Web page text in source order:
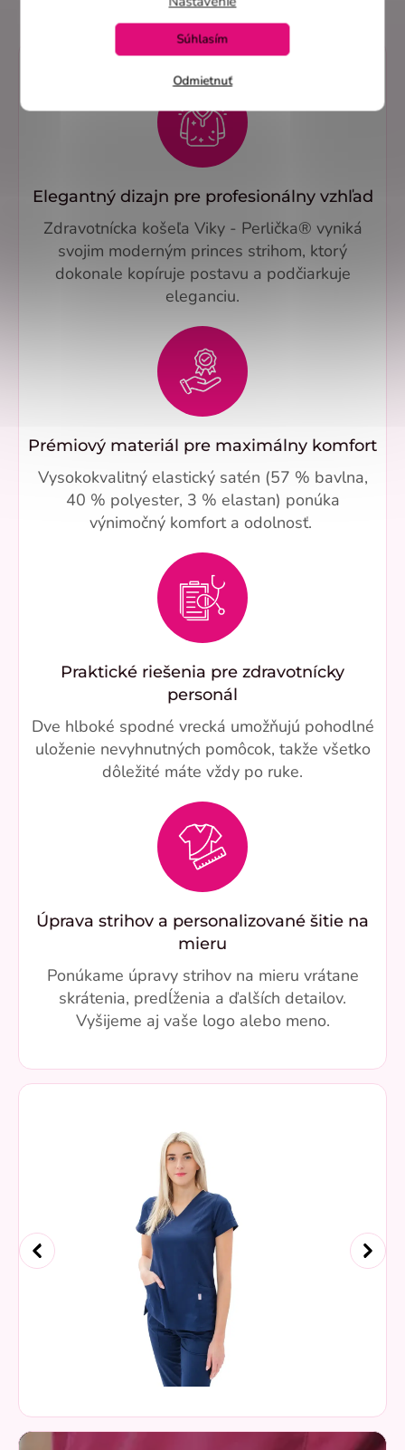
Odmietnuť
Súhlasím
Elegantný dizajn pre profesionálny vzhľad
Zdravotnícka košeľa Viky - Perlička® vyniká
svojim moderným princes strihom, ktorý
dokonale kopíruje postavu a podčiarkuje
eleganciu.
Prémiový materiál pre maximálny komfort
Vysokokvalitný elastický satén (57 % bavlna,
40 % polyester, 3 % elastan) ponúka
výnimočný komfort a odolnosť.
Praktické riešenia pre zdravotnícky
personál
Dve hlboké spodné vrecká umožňujú pohodlné
uloženie nevyhnutných pomôcok, takže všetko
dôležité máte vždy po ruke.
Úprava strihov a personalizované šitie na
mieru
Ponúkame úpravy strihov na mieru vrátane
skrátenia, predĺženia a ďalších detailov.
Vyšijeme aj vaše logo alebo meno.